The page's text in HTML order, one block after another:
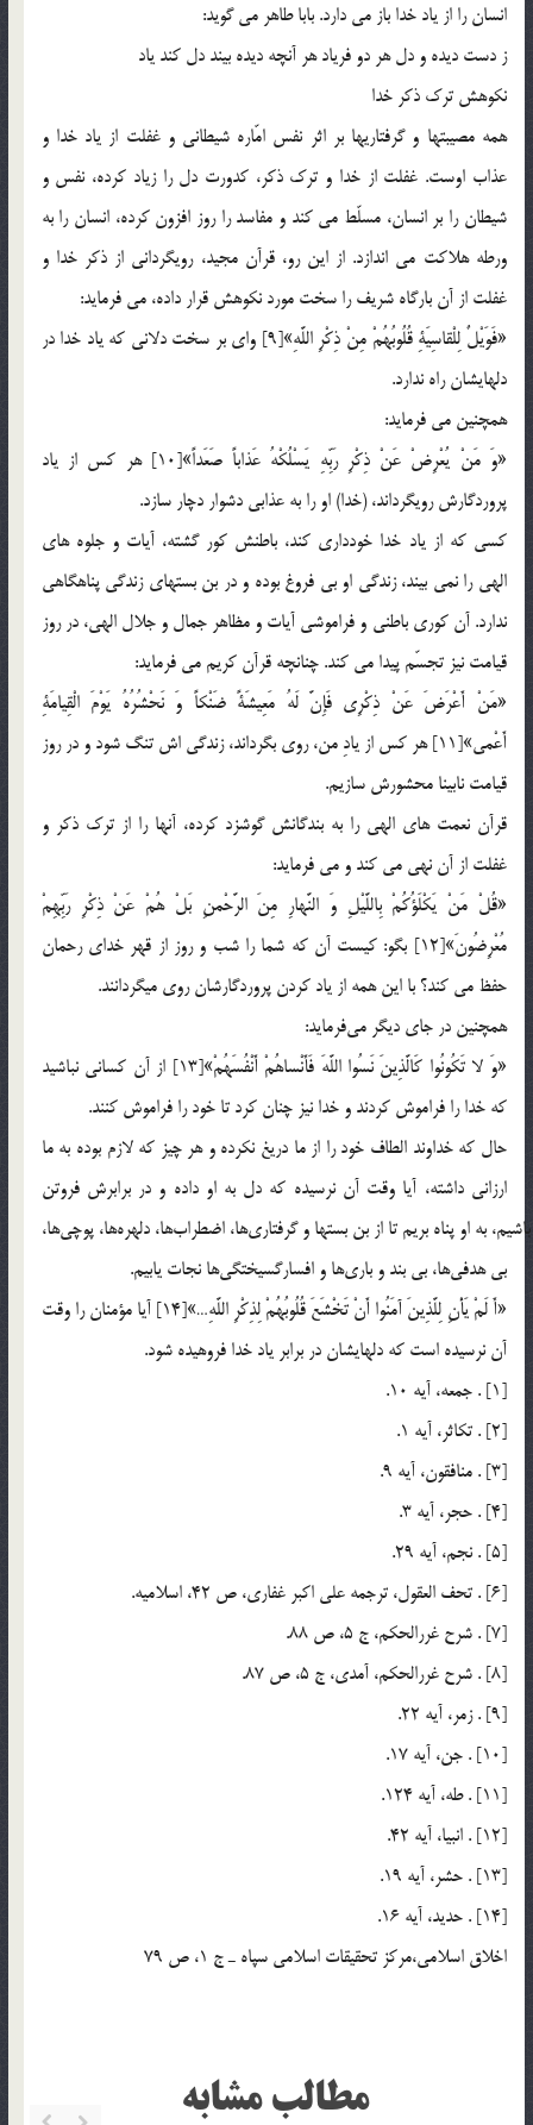
انسان را از ياد خدا باز مي دارد. بابا طاهر مي گويد:
ز دست ديده و دل هر دو فرياد هر آنچه ديده بيند دل كند ياد
نكوهش ترك ذكر خدا
همه مصيبتها و گرفتاريها بر اثر نفس امّاره شيطاني و غفلت از ياد خدا و
عذاب اوست. غفلت از خدا و ترك ذكر، كدورت دل را زياد كرده، نفس و
شيطان را بر انسان، مسلّط مي كند و مفاسد را روز افزون كرده، انسان را به
ورطه هلاكت مي اندازد. از اين رو، قرآن مجيد، رويگرداني از ذكر خدا و
غفلت از آن بارگاه شريف را سخت مورد نكوهش قرار داده، مي فرمايد:
«فَوَيْلٌ لِلْقاسِيَةِ قُلُوبُهُمْ مِنْ ذِكْرِ اللَّهِ»[9] واي بر سخت دلاني كه ياد خدا در
دلهايشان راه ندارد.
همچنين مي فرمايد:
«وَ مَنْ يُعْرِضْ عَنْ ذِكْرِ رَبِّهِ يَسْلُكْهُ عَذاباً صَعَداً»[10] هر كس از ياد
پروردگارش رويگرداند، (خدا) او را به عذابي دشوار دچار سازد.
كسي كه از ياد خدا خودداري كند، باطنش كور گشته، آيات و جلوه هاي
الهي را نمي بيند، زندگي او بي فروغ بوده و در بن بستهاي زندگي پناهگاهي
ندارد. آن كوري باطني و فراموشي آيات و مظاهر جمال و جلال الهي، در روز
قيامت نيز تجسّم پيدا مي كند. چنانچه قرآن كريم مي فرمايد:
«مَنْ أَعْرَضَ عَنْ ذِكْرِي فَإِنَّ لَهُ مَعِيشَةً ضَنْكاً وَ نَحْشُرُهُ يَوْمَ الْقِيامَةِ
أَعْمي»[11] هر كس از يادِ من، روي بگرداند، زندگي اش تنگ شود و در روز
قيامت نابينا محشورش سازيم.
قرآن نعمت هاي الهي را به بندگانش گوشزد كرده، آنها را از ترك ذكر و
غفلت از آن نهي مي كند و مي فرمايد:
«قُلْ مَنْ يَكْلَؤُكُمْ بِاللَّيْلِ وَ النَّهارِ مِنَ الرَّحْمنِ بَلْ هُمْ عَنْ ذِكْرِ رَبِّهِمْ
مُعْرِضُونَ»[12] بگو: كيست آن كه شما را شب و روز از قهر خداي رحمان
حفظ مي كند؟ با اين همه از ياد كردن پروردگارشان روي مي‏‏گردانند.
همچنين در جاي ديگر مي‎فرمايد:
«وَ لا تَكُونُوا كَالَّذِينَ نَسُوا اللَّهَ فَأَنْساهُمْ أَنْفُسَهُمْ»[13] از آن كساني نباشيد
كه خدا را فراموش كردند و خدا نيز چنان كرد تا خود را فراموش كنند.
حال كه خداوند الطاف خود را از ما دريغ نكرده و هر چيز كه لازم بوده به ما
ارزاني داشته، آيا وقت آن نرسيده كه دل به او داده و در برابرش فروتن
باشيم، به او پناه بريم تا از بن بستها و گرفتاري‎ها، اضطراب‎ها، دلهره‎ها، پوچي‎ها،
بي هدفي‎ها، بي بند و باري‎ها و افسارگسيختگي‎ها نجات يابيم.
«أَ لَمْ يَأْنِ لِلَّذِينَ آمَنُوا أَنْ تَخْشَعَ قُلُوبُهُمْ لِذِكْرِ اللَّهِ…»[14] آيا مؤمنان را وقت
آن نرسيده است كه دلهايشان در برابر ياد خدا فروهيده شود.
[1] . جمعه، آيه 10.
[2] . تكاثر، آيه 1.
[3] . منافقون، آيه 9.
[4] . حجر، آيه 3.
[5] . نجم، آيه 29.
[6] . تحف العقول، ترجمه علي اكبر غفاري، ص 42، اسلاميه.
[7] . شرح غررالحكم، ج 5، ص 88.
[8] . شرح غررالحكم، آمدي، ج 5، ص 87.
[9] . زمر، آيه 22.
[10] . جن، آيه 17.
[11] . طه، آيه 124.
[12] . انبيا، آيه 42.
[13] . حشر، آيه 19.
[14] . حديد، آيه 16.
اخلاق اسلامي،مركز تحقيقات اسلامي سپاه ـ ج 1، ص 79
مطالب مشابه